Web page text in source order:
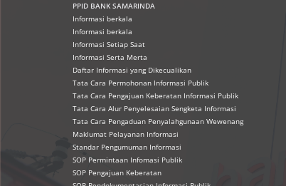
PPID BANK SAMARINDA
Informasi berkala
Informasi berkala
Informasi Setiap Saat
Informasi Serta Merta
Daftar Informasi yang Dikecualikan
Tata Cara Permohonan Informasi Publik
Tata Cara Pengajuan Keberatan Informasi Publik
Tata Cara Alur Penyelesaian Sengketa Informasi
Tata Cara Pengaduan Penyalahgunaan Wewenang
Maklumat Pelayanan Informasi
Standar Pengumuman Informasi
SOP Permintaan Infomasi Publik
SOP Pengajuan Keberatan